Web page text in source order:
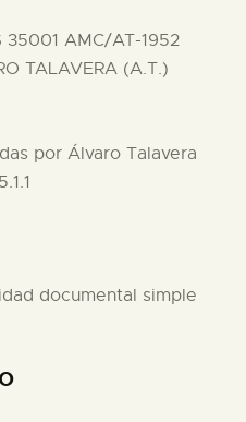
35001 AMC/AT-1952
TALAVERA (A.T.)
por Álvaro Talavera
documental simple